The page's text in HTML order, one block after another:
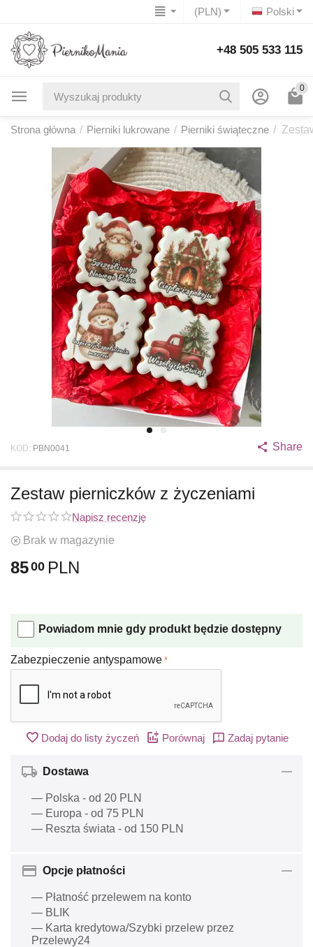
Polski
(PLN)
+48 505 533 115
0
Strona główna / Pierniki lukrowane / Pierniki świąteczne /
KOD: PBN0041 Share
Zestaw pierniczków z życzeniami
Napisz recenzję
Brak w magazynie
8500 PLN
Powiadom mnie gdy produkt będzie dostępny
Zabezpieczenie antyspamowe
Dodaj do listy życzeń Porównaj Zadaj pytanie
Dostawa
— Polska - od 20 PLN
— Europa - od 75 PLN
— Reszta świata - od 150 PLN
Opcje płatności
— Płatność przelewem na konto
— BLIK
— Karta kredytowa/Szybki przelew przez
Przelewy24